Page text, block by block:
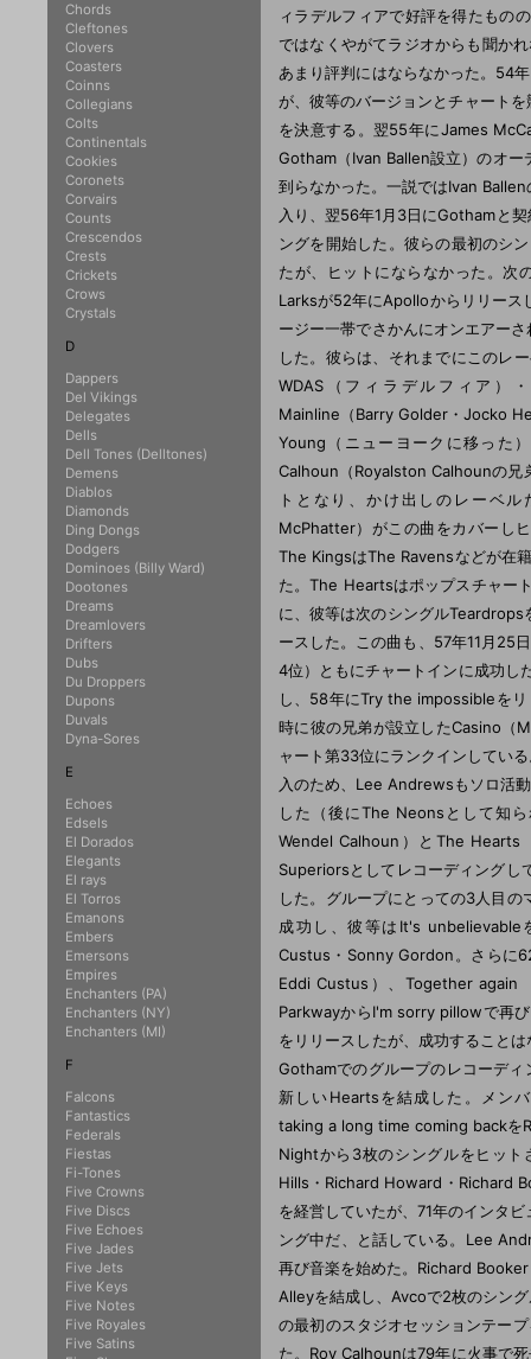
ィラデルフィアで好評を得たもの
ではなくやがてラジオからも聞か
あまり評判にはならなかった。54
が、彼等のバージョンとチャート
を決意する。翌55年にJames
Gotham（Ivan Ballen設立）のオー
到らなかった。一説ではIvan
入り、翌56年1月3日にGothamと
ングを開始した。彼らの最初のシ
たが、ヒットにならなかった。
Larksが52年にApolloからリリース
ージー一帯でさかんにオンエアー
した。彼らは、それまでにこのレ
WDAS（フィラデルフィア）
Mainline（Barry Golder・Jocko
Young（ニューヨークに移った
Calhoun（Royalston Calhounの兄
トとなり、かけ出しのレーベ
McPhatter）がこの曲をカバーし
The KingsはThe Ravensなどが在
た。The Heartsはポップスチャー
に、彼等は次のシングル
ースした。この曲も、57年11月25
4位）ともにチャートインに成功
し、58年にTry the impossibleを
時に彼の兄弟が設立したCasino（
ャート第33位にランクインしてい
入のため、Lee Andrewsもソロ活
した（後にThe Neonsとして知
Wendel Calhoun）とThe
Superiorsとしてレコーディング
した。グループにとっての3人目
成功し、彼等はIt's unbelievable
Custus・Sonny Gordon。さらに
Eddi Custus）、Together again
ParkwayからI'm sorry pillowで再
をリリースしたが、成功すること
Gothamでのグループのレコーデ
新しいHeartsを結成した。メン
taking a long time coming backを
Nightから3枚のシングルをヒッ
Hills・Richard Howard・Richard
を経営していたが、71年のインタ
ング中だ、と話している。Lee
再び音楽を始めた。Richard
Alleyを結成し、Avcoで2枚のシン
の最初のスタジオセッションテー
た。Roy Calhounは79年に火事で
Chords
Cleftones
Clovers
Coasters
Coinns
Collegians
Colts
Continentals
Cookies
Coronets
Corvairs
Counts
Crescendos
Crests
Crickets
Crows
Crystals
D
Dappers
Del Vikings
Delegates
Dells
Dell Tones (Delltones)
Demens
Diablos
Diamonds
Ding Dongs
Dodgers
Dominoes (Billy Ward)
Dootones
Dreams
Dreamlovers
Drifters
Dubs
Du Droppers
Dupons
Duvals
Dyna-Sores
E
Echoes
Edsels
El Dorados
Elegants
El rays
El Torros
Emanons
Embers
Emersons
Empires
Enchanters (PA)
Enchanters (NY)
Enchanters (MI)
F
Falcons
Fantastics
Federals
Fiestas
Fi-Tones
Five Crowns
Five Discs
Five Echoes
Five Jades
Five Jets
Five Keys
Five Notes
Five Royales
Five Satins